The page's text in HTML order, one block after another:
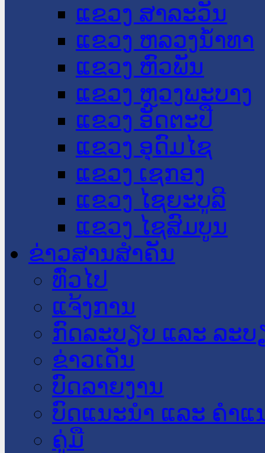
ແຂວງ ສາລະວັນ
ແຂວງ ຫລວງນໍ້າທາ
ແຂວງ ຫົວພັນ
ແຂວງ ຫຼວງພະບາງ
ແຂວງ ອັດຕະປື
ແຂວງ ອຸດົມໄຊ
ແຂວງ ເຊກອງ
ແຂວງ ໄຊຍະບູລີ
ແຂວງ ໄຊສົມບູນ
ຂ່າວສານສໍາຄັນ
​ທົ່ວ​ໄປ
ແຈ້ງການ
ກົດລະບຽບ ແລະ ລະບ
ຂ່າວເດັ່ນ
ບົດລາຍງານ
ບົດແນະນໍາ ແລະ ຄໍາແ
ຄູ່ມື